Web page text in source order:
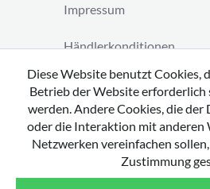
Impressum
Händlerkonditionen
Vertrag widerrufen
Diese Website benutzt Cookies,
Betrieb der Website erforderlich
werden. Andere Cookies, die
oder die Interaktion mit anderen
Netzwerken vereinfachen
Zustimmung